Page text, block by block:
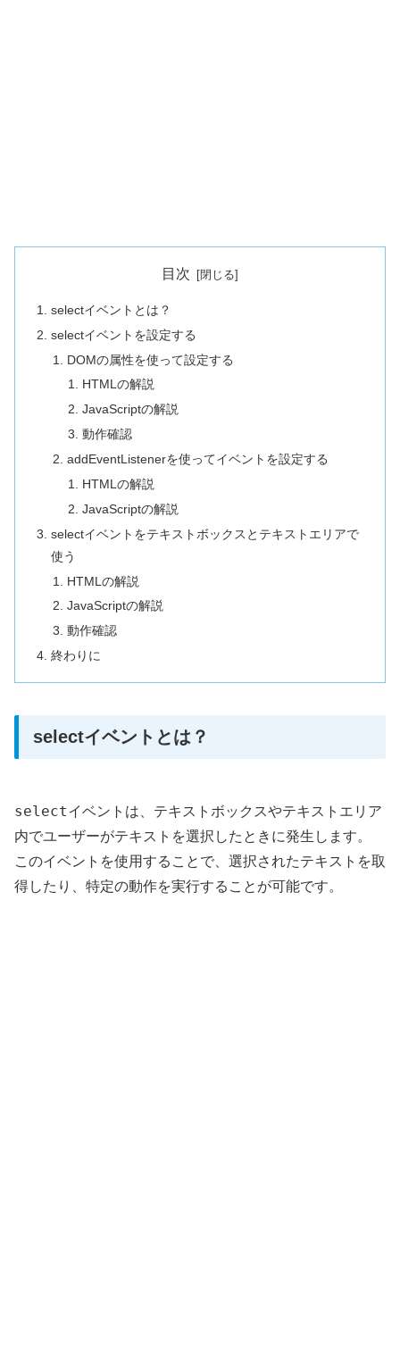
目次
selectイベントとは？
selectイベントを設定する
DOMの属性を使って設定する
HTMLの解説
JavaScriptの解説
動作確認
addEventListenerを使ってイベントを設定する
HTMLの解説
JavaScriptの解説
selectイベントをテキストボックスとテキストエリアで
使う
HTMLの解説
JavaScriptの解説
動作確認
終わりに
selectイベントとは？
selectイベントは、テキストボックスやテキストエリア
内でユーザーがテキストを選択したときに発生します。
このイベントを使用することで、選択されたテキストを取
得したり、特定の動作を実行することが可能です。